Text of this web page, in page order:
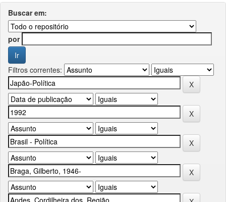
Buscar em:
por
Filtros correntes: